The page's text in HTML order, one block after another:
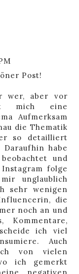
Post!
wer, aber vor
mich eine
Aufmerksam
die Thematik
so detailliert
habe
und
folge
unglaublich
sehr wenigen
die
noch an und
Kommentare,
ich viel
Auch
von vielen
ich gemerkt